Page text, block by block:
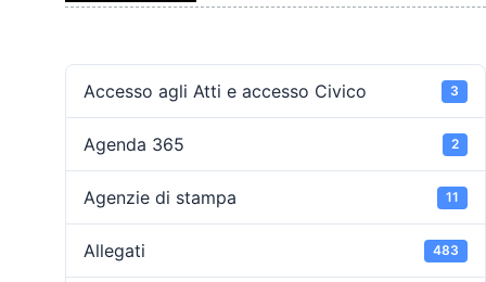
Accesso agli Atti e accesso Civico 3
Agenda 365 2
Agenzie di stampa 11
Allegati 483